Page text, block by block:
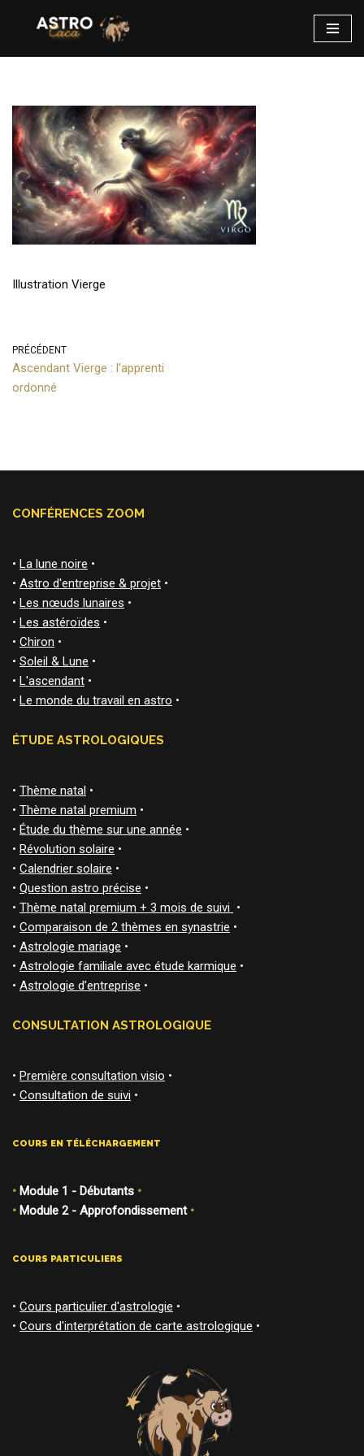
Illustration Vierge
PRÉCÉDENT
Ascendant Vierge : l’apprenti
ordonné
CONFÉRENCES ZOOM
• La lune noire •
• Astro d'entreprise & projet •
• Les nœuds lunaires •
• Les astéroïdes •
• Chiron •
• Soleil & Lune •
• L'ascendant •
• Le monde du travail en astro •
ÉTUDE ASTROLOGIQUES
• Thème natal •
• Thème natal premium •
• Étude du thème sur une année •
• Révolution solaire •
• Calendrier solaire •
• Question astro précise •
• Thème natal premium + 3 mois de suivi •
• Comparaison de 2 thèmes en synastrie •
• Astrologie mariage •
• Astrologie familiale avec étude karmique •
• Astrologie d’entreprise •
CONSULTATION ASTROLOGIQUE
• Première consultation visio •
• Consultation de suivi •
COURS EN TÉLÉCHARGEMENT
• Module 1 - Débutants •
• Module 2 - Approfondissement•
COURS PARTICULIERS
• Cours particulier d'astrologie •
• Cours d'interprétation de carte astrologique •